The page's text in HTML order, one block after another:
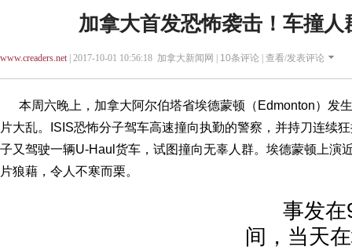
加拿大首发恐怖袭击！车撞人
www.creaders.net| 2017-10-01 10:56:18 加拿大新闻网 | 10条评论 | 查看/发表评论
本周六晚上，加拿大阿尔伯塔省埃德蒙顿（Edmonton）发
片大乱。ISIS恐怖分子驾车高速撞向执勤的警察，并持刀连续
子又驾驶一辆U-Haul货车，试图撞向无辜人群。埃德蒙顿上演
片狼藉，令人不寒而栗。
事发在9
间，当天